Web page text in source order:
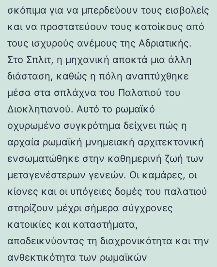
σκόπιμα για να μπερδεύουν τους εισβολείς
και να προστατεύουν τους κατοίκους από
τους ισχυρούς ανέμους της Αδριατικής.
Στο Σπλιτ, η μηχανική αποκτά μια άλλη
διάσταση, καθώς η πόλη αναπτύχθηκε
μέσα στα σπλάχνα του Παλατιού του
Διοκλητιανού. Αυτό το ρωμαϊκό
οχυρωμένο συγκρότημα δείχνει πώς η
αρχαία ρωμαϊκή μνημειακή αρχιτεκτονική
ενσωματώθηκε στην καθημερινή ζωή των
μεταγενέστερων γενεών. Οι καμάρες, οι
κίονες και οι υπόγειες δομές του παλατιού
στηρίζουν μέχρι σήμερα σύγχρονες
κατοικίες και καταστήματα,
αποδεικνύοντας τη διαχρονικότητα και την
ανθεκτικότητα των ρωμαϊκών